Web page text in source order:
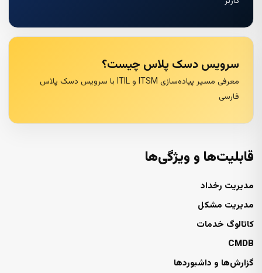
سرویس دسک پلاس چیست؟
معرفی مسیر پیاده‌سازی ITSM و ITIL با سرویس دسک پلاس
فارسی
قابلیت‌ها و ویژگی‌ها
مدیریت رخداد
مدیریت مشکل
کاتالوگ خدمات
CMDB
گزارش‌ها و داشبوردها